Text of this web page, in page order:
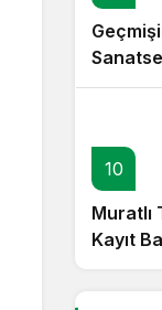
10
Muratlı
Kayıt